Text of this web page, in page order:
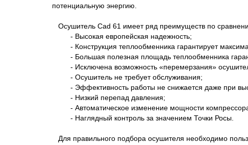
потенциальную энергию.
Осушитель Cad 61 имеет ряд преимуществ по
- Высокая европейская надежность;
- Конструкция теплообменника гарантирует
- Большая полезная площадь теплообменника
- Исключена возможность «перемерзания»
- Осушитель не требует обслуживания;
- Эффективность работы не снижается даже при
- Низкий перепад давления;
- Автоматическое изменение мощности компрессора
- Наглядный контроль за значением Точки Росы.
Для правильного подбора осушителя необходимо